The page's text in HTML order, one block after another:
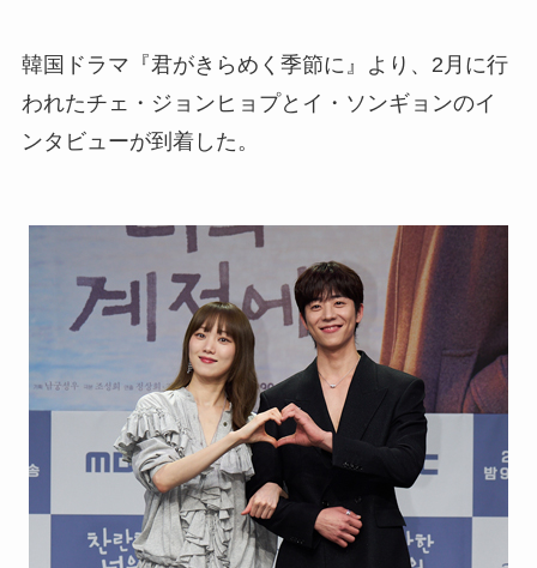
韓国ドラマ『君がきらめく季節に』より、2月に行
われたチェ・ジョンヒョプとイ・ソンギョンのイ
ンタビューが到着した。